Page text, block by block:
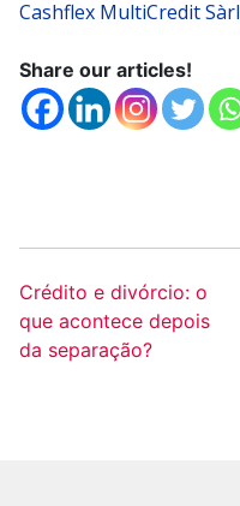
Cashflex MultiCredit Sàrl
Share our articles!
Crédito e divórcio: o
que acontece depois
da separação?